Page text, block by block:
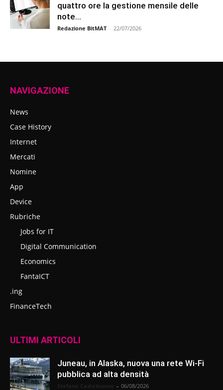
quattro ore la gestione mensile delle
note...
Redazione BitMAT - 22/07/2026
NAVIGAZIONE
News
Case History
Internet
Mercati
Nomine
App
Device
Rubriche
Jobs for IT
Digital Communication
Economics
FantaICT
.ing
FinanceTech
ULTIMI ARTICOLI
Juneau, in Alaska, nuova una rete Wi-Fi
pubblica ad alta densità
- 06/08/2026